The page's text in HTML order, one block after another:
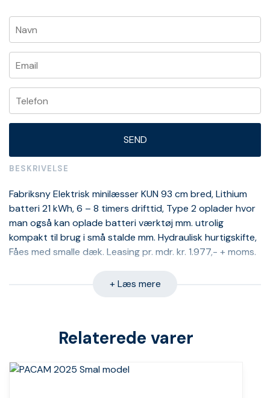
BESKRIVELSE
Fabriksny Elektrisk minilæsser KUN 93 cm bred, Lithium
batteri 21 kWh, 6 – 8 timers drifttid, Type 2 oplader hvor
man også kan oplade batteri værktøj mm. utrolig
kompakt til brug i små stalde mm. Hydraulisk hurtigskifte,
Fåes med smalle dæk. Leasing pr. mdr. kr. 1.977,- + moms.
+ Læs mere
Relaterede varer